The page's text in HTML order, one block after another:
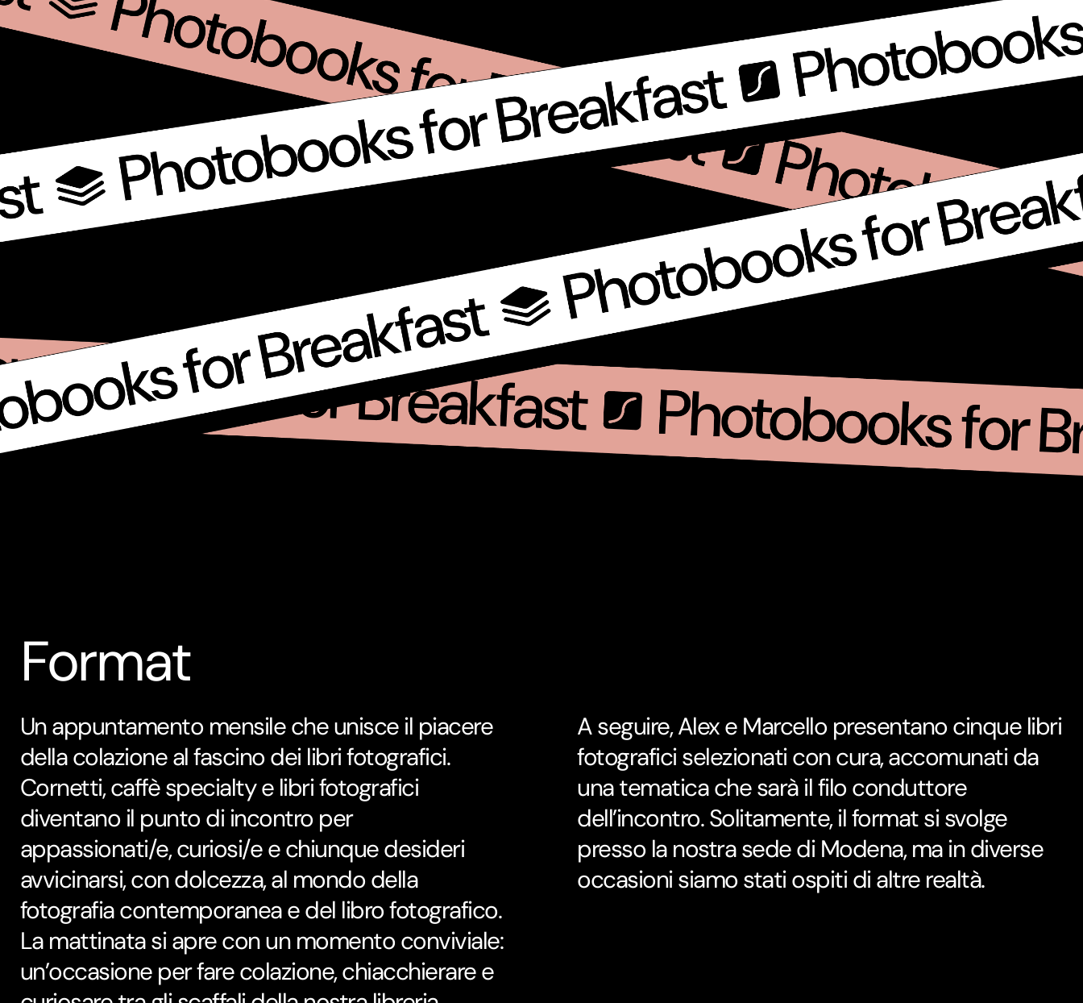
Format
Un appuntamento mensile che unisce il piacere
della colazione al fascino dei libri fotografici.
Cornetti, caffè specialty e libri fotografici
diventano il punto di incontro per
appassionati/e, curiosi/e e chiunque desideri
avvicinarsi, con dolcezza, al mondo della
fotografia contemporanea e del libro fotografico.
La mattinata si apre con un momento conviviale:
un’occasione per fare colazione, chiacchierare e
A seguire, Alex e Marcello presentano cinque libri
fotografici selezionati con cura, accomunati da
una tematica che sarà il filo conduttore
dell’incontro. Solitamente, il format si svolge
presso la nostra sede di Modena, ma in diverse
occasioni siamo stati ospiti di altre realtà.